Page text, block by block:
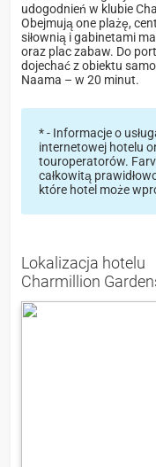
udogodnień w klubie
Obejmują one plażę,
siłownią i gabinetami
oraz plac zabaw. Do
dojechać z obiektu
Naama – w 20 minut.
* - Informacje o
internetowej hotelu
touroperatorów.
całkowitą
które hotel może
Lokalizacja hotelu
Charmillion